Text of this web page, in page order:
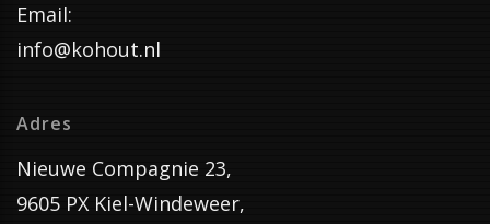
Email:
info@kohout.nl
Adres
Nieuwe Compagnie 23,
9605 PX Kiel-Windeweer,